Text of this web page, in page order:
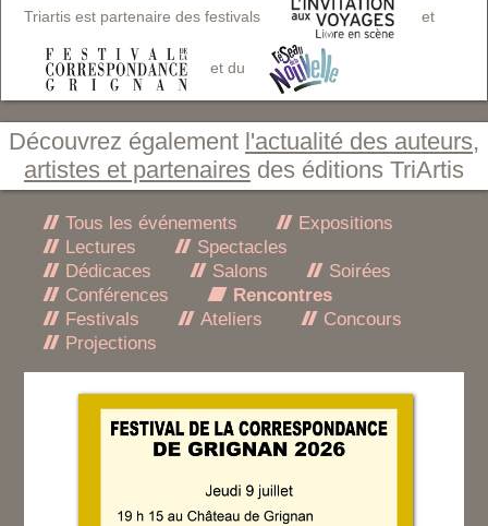
Triartis est partenaire des festivals et
et du
Découvrez également l'actualité des auteurs,
artistes et partenaires des éditions TriArtis
Tous les événements
Expositions
Lectures
Spectacles
Dédicaces
Salons
Soirées
Conférences
Rencontres
Festivals
Ateliers
Concours
Projections